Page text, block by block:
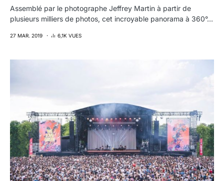
Assemblé par le photographe Jeffrey Martin à partir de
plusieurs milliers de photos, cet incroyable panorama à 360°…
27 MAR. 2019 6,1K VUES